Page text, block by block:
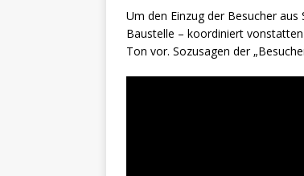
Um den Einzug der Besucher
Baustelle – koordiniert
Ton vor. Sozusagen der